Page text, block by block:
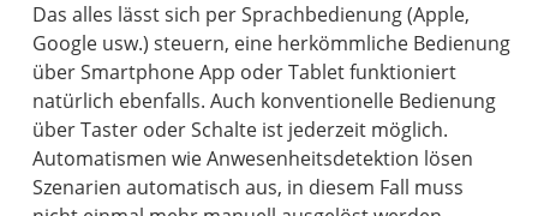
Das alles lässt sich per Sprachbedienung (Apple,
Google usw.) steuern, eine herkömmliche Bedienung
über Smartphone App oder Tablet funktioniert
natürlich ebenfalls. Auch konventionelle Bedienung
über Taster oder Schalte ist jederzeit möglich.
Automatismen wie Anwesenheitsdetektion lösen
Szenarien automatisch aus, in diesem Fall muss